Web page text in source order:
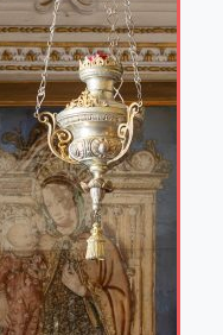
09/08/2026
Bellano Festival
– Cavalleria
Rusticana e